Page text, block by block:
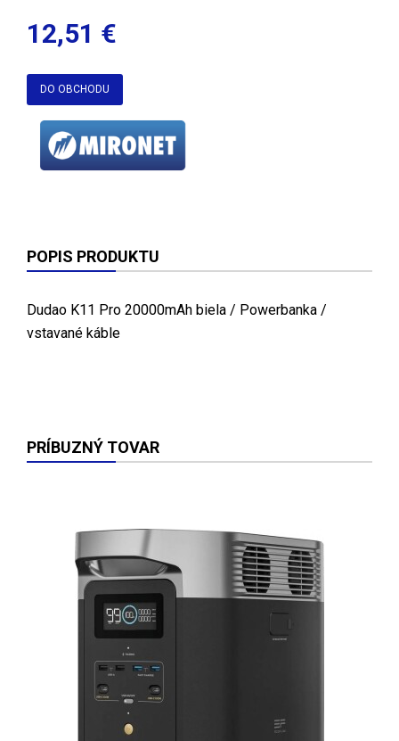
12,51 €
DO OBCHODU
POPIS PRODUKTU
Dudao K11 Pro 20000mAh biela / Powerbanka /
vstavané káble
PRÍBUZNÝ TOVAR